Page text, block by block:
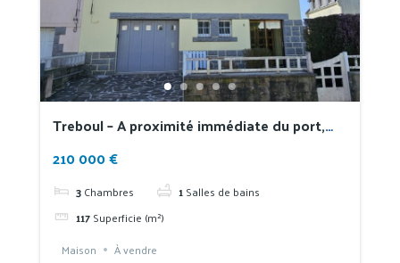
Treboul – A proximité immédiate du port,
210 000 €
3Chambres 1Salles de bains
117Superficie (m²)
Maison
À vendre